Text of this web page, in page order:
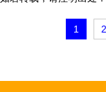
络访问权限
序
1 2